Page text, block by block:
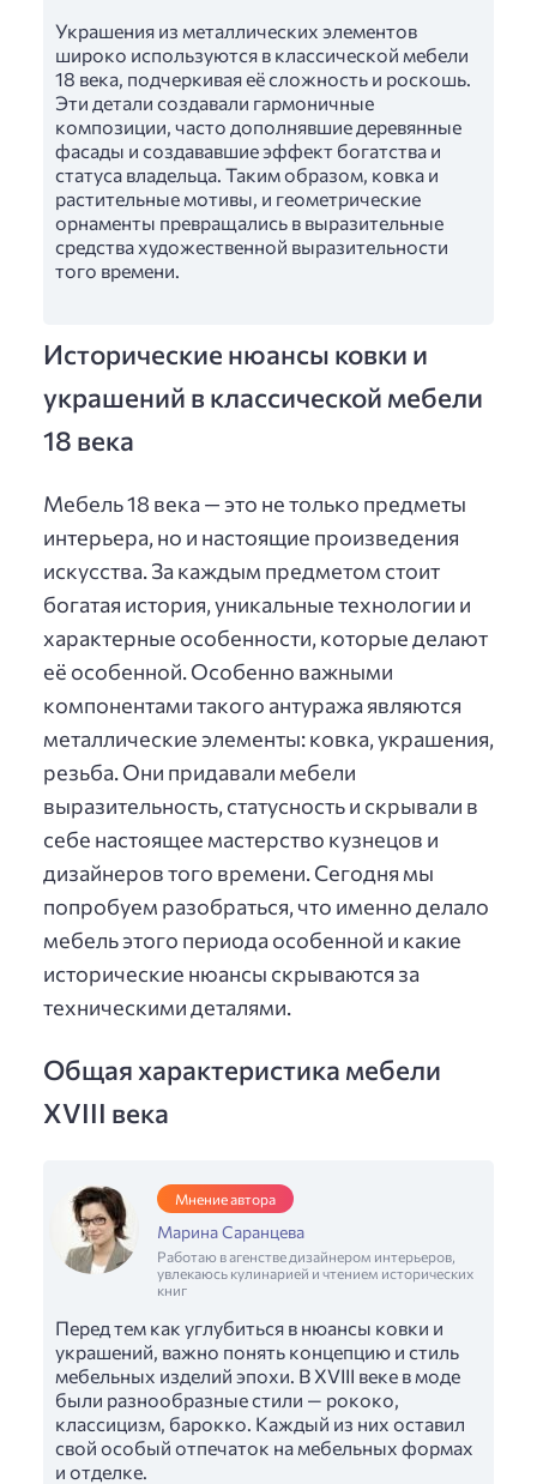
Украшения из металлических элементов
широко используются в классической мебели
18 века, подчеркивая её сложность и роскошь.
Эти детали создавали гармоничные
композиции, часто дополнявшие деревянные
фасады и создававшие эффект богатства и
статуса владельца. Таким образом, ковка и
растительные мотивы, и геометрические
орнаменты превращались в выразительные
средства художественной выразительности
того времени.
Исторические нюансы ковки и
украшений в классической мебели
18 века
Мебель 18 века — это не только предметы
интерьера, но и настоящие произведения
искусства. За каждым предметом стоит
богатая история, уникальные технологии и
характерные особенности, которые делают
её особенной. Особенно важными
компонентами такого антуража являются
металлические элементы: ковка, украшения,
резьба. Они придавали мебели
выразительность, статусность и скрывали в
себе настоящее мастерство кузнецов и
дизайнеров того времени. Сегодня мы
попробуем разобраться, что именно делало
мебель этого периода особенной и какие
исторические нюансы скрываются за
техническими деталями.
Общая характеристика мебели
XVIII века
Мнение автора
Марина Саранцева
Работаю в агенстве дизайнером интерьеров,
увлекаюсь кулинарией и чтением исторических
книг
Перед тем как углубиться в нюансы ковки и
украшений, важно понять концепцию и стиль
мебельных изделий эпохи. В XVIII веке в моде
были разнообразные стили — рококо,
классицизм, барокко. Каждый из них оставил
свой особый отпечаток на мебельных формах
и отделке.